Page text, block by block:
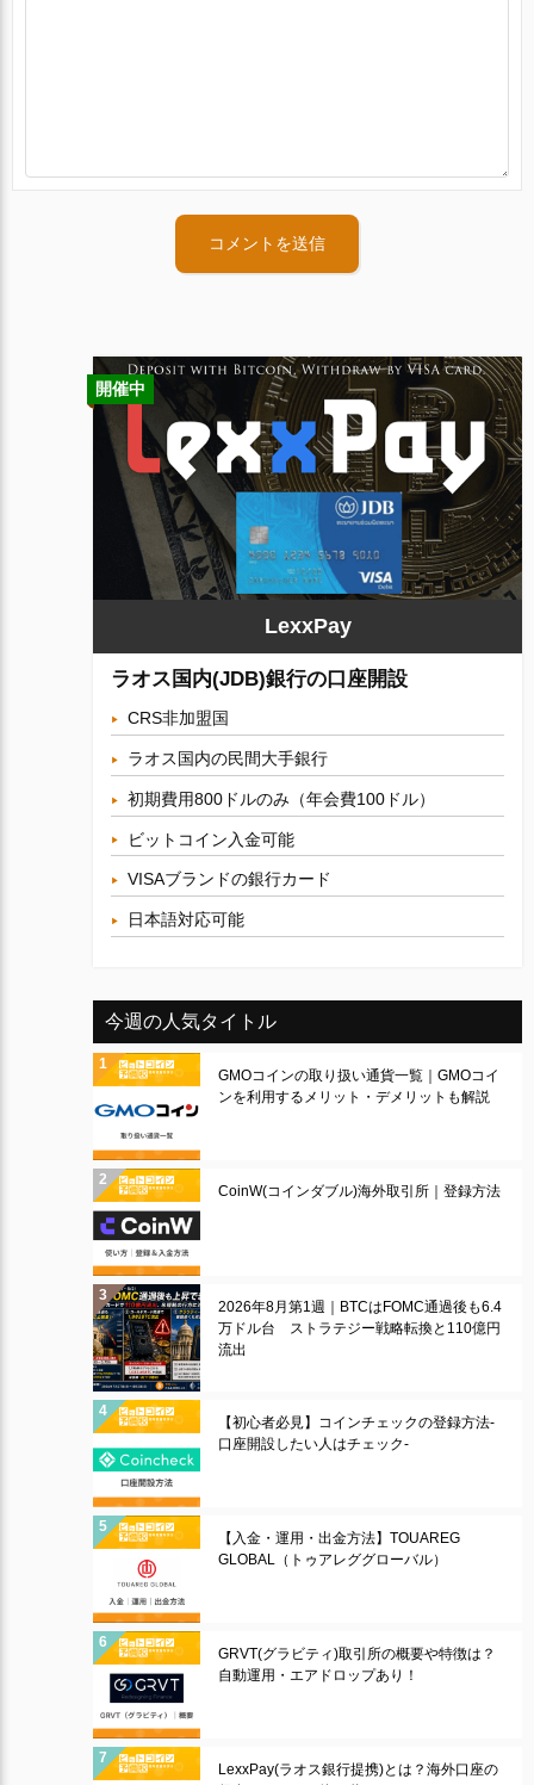
開催中
LexxPay
ラオス国内(JDB)銀行の口座開設
CRS非加盟国
ラオス国内の民間大手銀行
初期費用800ドルのみ（年会費100ドル）
ビットコイン入金可能
VISAブランドの銀行カード
日本語対応可能
今週の人気タイトル
GMOコインの取り扱い通貨一覧｜GMOコイ
ンを利用するメリット・デメリットも解説
CoinW(コインダブル)海外取引所｜登録方法
2026年8月第1週｜BTCはFOMC通過後も6.4
万ドル台 ストラテジー戦略転換と110億円
流出
【初心者必見】コインチェックの登録方法-
口座開設したい人はチェック-
【入金・運用・出金方法】TOUAREG
GLOBAL（トゥアレググローバル）
GRVT(グラビティ)取引所の概要や特徴は？
自動運用・エアドロップあり！
LexxPay(ラオス銀行提携)とは？海外口座の